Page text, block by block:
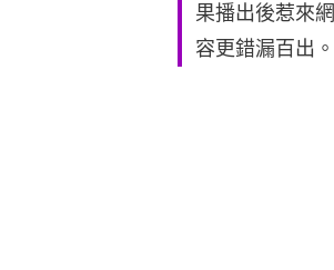
果播出後惹來
容更錯漏百出。